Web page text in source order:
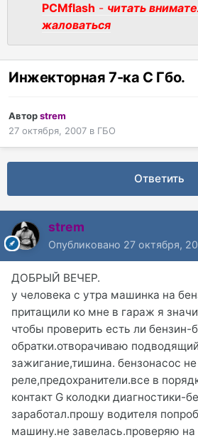
PCMflash - читать
жаловаться
Инжекторная 7-ка С Гбо.
Авторstrem
27 октября, 2007 в ГБО
Ответить
strem
Опубликовано 27 октября,
ДОБРЫЙ ВЕЧЕР.
у человека с утра машинка на
притащили ко мне в гараж я
чтобы проверить есть ли бензин-
обратки.отворачиваю
зажигание,тишина. бензонасос
реле,предохранители.все в
контакт G колодки диагностики-
заработал.прошу водителя
машину.не завелась.проверяю на